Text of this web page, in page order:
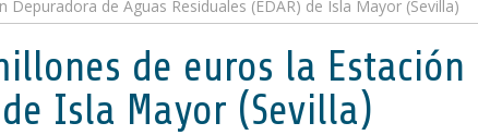
de Aguas Residuales (EDAR) de Isla Mayor (Sevilla)
de euros la
Isla Mayor (Sevilla)